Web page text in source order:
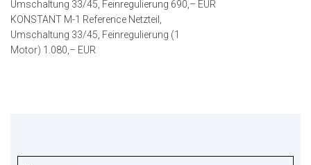
Umschaltung 33/45, Feinregulierung 690,– EUR
KONSTANT M-1 Reference Netzteil,
Umschaltung 33/45, Feinregulierung (1
Motor) 1.080,– EUR